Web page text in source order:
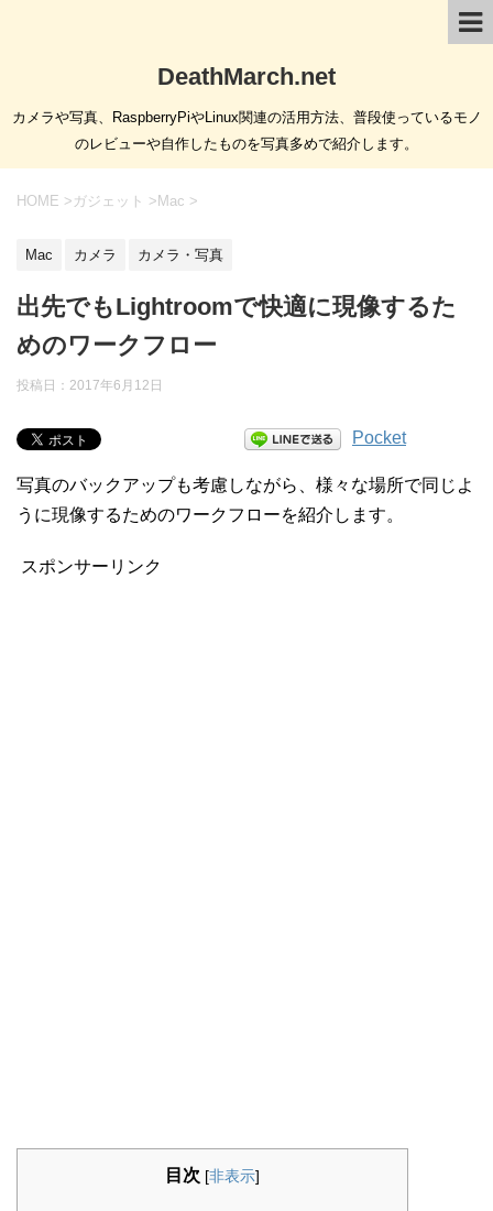
DeathMarch.net
カメラや写真、RaspberryPiやLinux関連の活用方法、普段使っているモノ
のレビューや自作したものを写真多めで紹介します。
HOME > ガジェット > Mac >
Mac カメラ カメラ・写真
出先でもLightroomで快適に現像するた
めのワークフロー
投稿日： 2017年6月12日
Pocket
写真のバックアップも考慮しながら、様々な場所で同じよ
うに現像するためのワークフローを紹介します。
スポンサーリンク
目次 [非表示]